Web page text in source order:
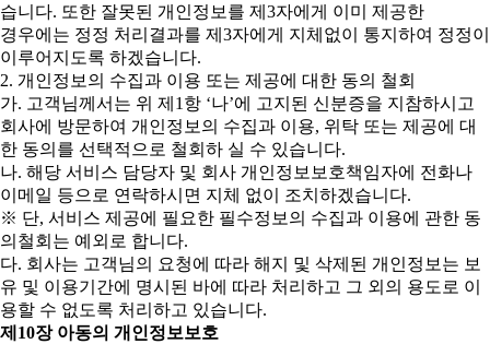
습니다. 또한 잘못된 개인정보를 제3자에게 이미 제공한
경우에는 정정 처리결과를 제3자에게 지체없이 통지하여 정정이
이루어지도록 하겠습니다.
2. 개인정보의 수집과 이용 또는 제공에 대한 동의 철회
가. 고객님께서는 위 제1항 ‘나’에 고지된 신분증을 지참하시고
회사에 방문하여 개인정보의 수집과 이용, 위탁 또는 제공에 대
한 동의를 선택적으로 철회하 실 수 있습니다.
나. 해당 서비스 담당자 및 회사 개인정보보호책임자에 전화나
이메일 등으로 연락하시면 지체 없이 조치하겠습니다.
※ 단, 서비스 제공에 필요한 필수정보의 수집과 이용에 관한 동
의철회는 예외로 합니다.
다. 회사는 고객님의 요청에 따라 해지 및 삭제된 개인정보는 보
유 및 이용기간에 명시된 바에 따라 처리하고 그 외의 용도로 이
용할 수 없도록 처리하고 있습니다.
제10장 아동의 개인정보보호